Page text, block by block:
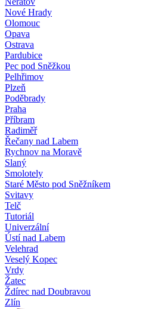
Nové Hrady
Olomouc
Opava
Ostrava
Pardubice
Pec pod Sněžkou
Pelhřimov
Plzeň
Poděbrady
Praha
Příbram
Radiměř
Řečany nad Labem
Rychnov na Moravě
Slaný
Smolotely
Staré Město pod Sněžníkem
Svitavy
Telč
Tutoriál
Univerzální
Ústí nad Labem
Velehrad
Veselý Kopec
Vrdy
Žatec
Ždírec nad Doubravou
Zlín